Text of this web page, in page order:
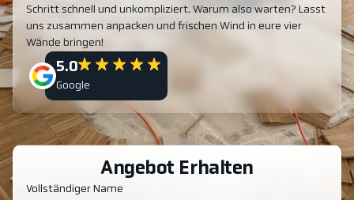
Schritt schnell und unkompliziert. Warum also warten? Lasst
uns zusammen anpacken und frischen Wind in eure vier
Wände bringen!
5.0
Google
Angebot Erhalten
Vollständiger Name